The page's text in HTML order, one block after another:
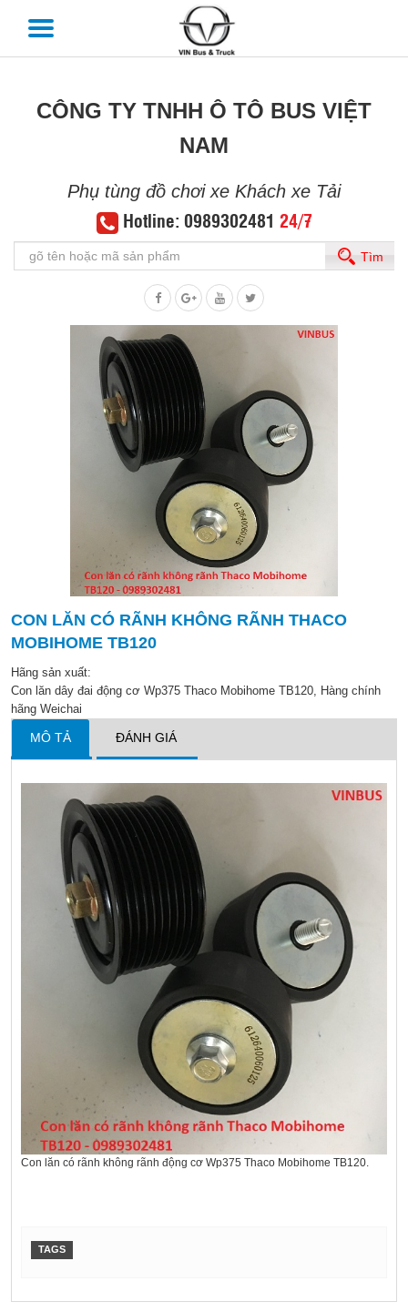
CÔNG TY TNHH Ô TÔ BUS VIỆT
NAM
Phụ tùng đồ chơi xe Khách xe Tải
Hotline: 0989302481 24/7
Tìm
CON LĂN CÓ RÃNH KHÔNG RÃNH THACO
MOBIHOME TB120
Hãng sản xuất:
Con lăn dây đai động cơ Wp375 Thaco Mobihome TB120, Hàng chính
hãng Weichai
MÔ TẢ ĐÁNH GIÁ
Con lăn có rãnh không rãnh động cơ Wp375 Thaco Mobihome TB120.
TAGS